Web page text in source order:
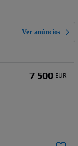
Ver anúncios
7 500 EUR